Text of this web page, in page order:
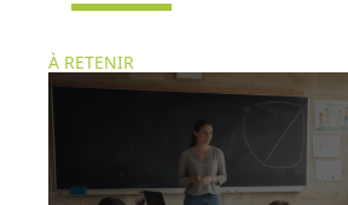
À RETENIR